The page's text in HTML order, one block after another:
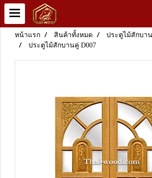
หน้าแรก สินค้าทั้งหมด
ประตูไม้สักบา
ประตูไม้สักบานคู่ D007